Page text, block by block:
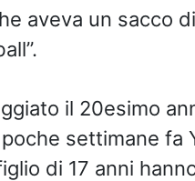
aveva un sacco
il 20esimo
poche settimane
di 17 anni